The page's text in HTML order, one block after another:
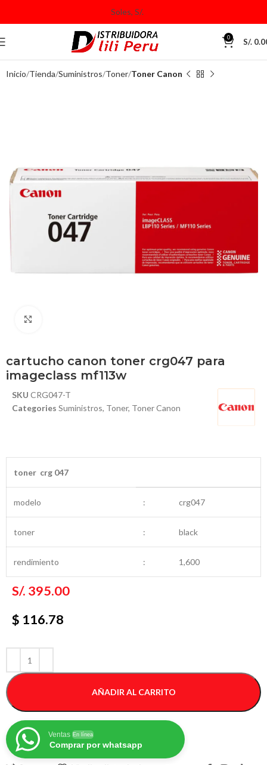
0 S/.
Inicio Tienda Suministros Toner Toner Canon
cartucho canon toner crg047 para
imageclass mf113w
SKU CRG047-T
Categories Suministros, Toner, Toner Canon
toner crg 047
modelo : crg047
toner : black
rendimiento : 1,600
S/. 395.00
$ 116.78
AÑADIR AL CARRITO
Ventas En línea
Comprar por whatsapp